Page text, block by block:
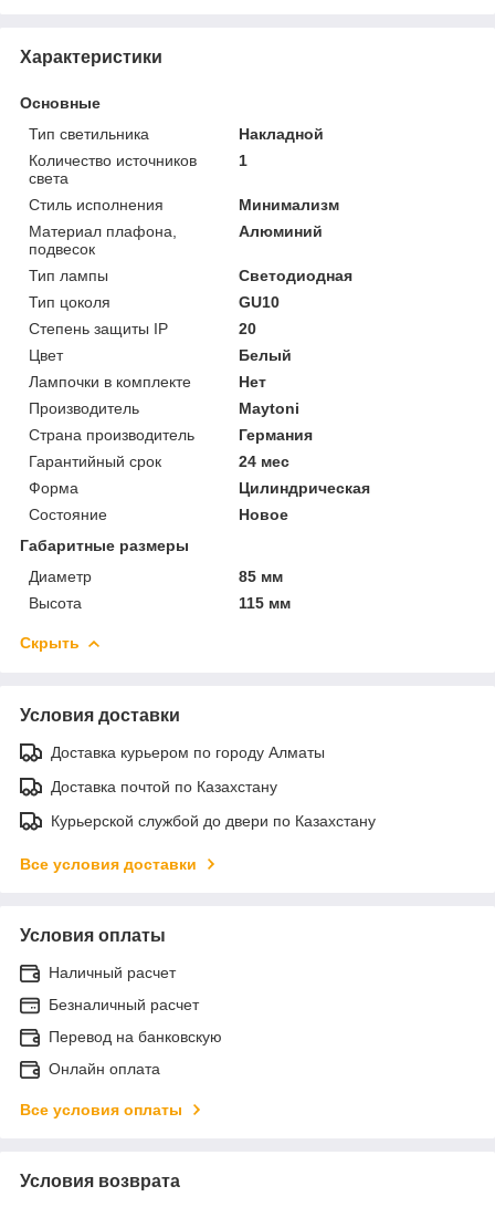
Характеристики
Основные
Тип светильника
Накладной
Количество источников
света
1
Стиль исполнения
Минимализм
Материал плафона,
подвесок
Алюминий
Тип лампы
Светодиодная
Тип цоколя
GU10
Степень защиты IP
20
Цвет
Белый
Лампочки в комплекте
Нет
Производитель
Maytoni
Страна производитель
Германия
Гарантийный срок
24 мес
Форма
Цилиндрическая
Состояние
Новое
Габаритные размеры
Диаметр
85 мм
Высота
115 мм
Скрыть
Условия доставки
Доставка курьером по городу Алматы
Доставка почтой по Казахстану
Курьерской службой до двери по Казахстану
Все условия доставки
Условия оплаты
Наличный расчет
Безналичный расчет
Перевод на банковскую
Онлайн оплата
Все условия оплаты
Условия возврата